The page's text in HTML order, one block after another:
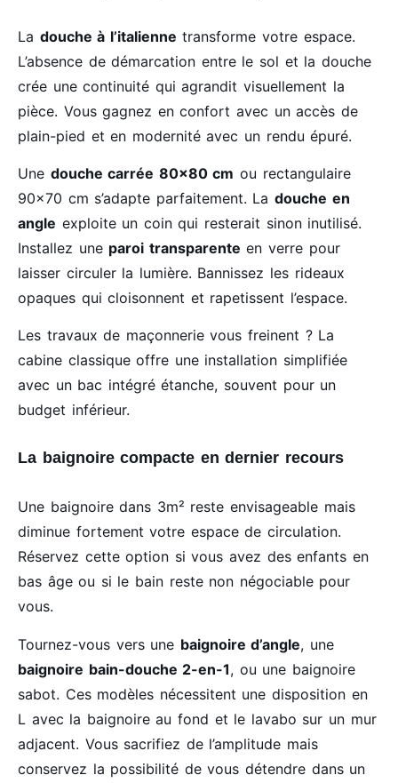
La douche à l’italienne transforme votre espace.
L’absence de démarcation entre le sol et la douche
crée une continuité qui agrandit visuellement la
pièce. Vous gagnez en confort avec un accès de
plain-pied et en modernité avec un rendu épuré.
Une douche carrée 80×80 cm ou rectangulaire
90×70 cm s’adapte parfaitement. La douche en
angle exploite un coin qui resterait sinon inutilisé.
Installez une paroi transparente en verre pour
laisser circuler la lumière. Bannissez les rideaux
opaques qui cloisonnent et rapetissent l’espace.
Les travaux de maçonnerie vous freinent ? La
cabine classique offre une installation simplifiée
avec un bac intégré étanche, souvent pour un
budget inférieur.
La baignoire compacte en dernier recours
Une baignoire dans 3m² reste envisageable mais
diminue fortement votre espace de circulation.
Réservez cette option si vous avez des enfants en
bas âge ou si le bain reste non négociable pour
vous.
Tournez-vous vers une baignoire d’angle, une
baignoire bain-douche 2-en-1, ou une baignoire
sabot. Ces modèles nécessitent une disposition en
L avec la baignoire au fond et le lavabo sur un mur
adjacent. Vous sacrifiez de l’amplitude mais
conservez la possibilité de vous détendre dans un